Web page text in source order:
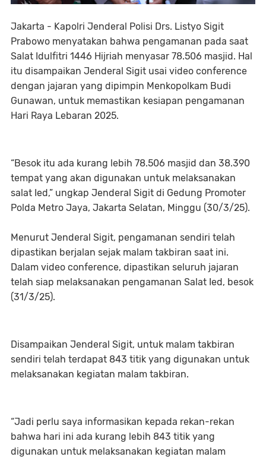
Jakarta - Kapolri Jenderal Polisi Drs. Listyo Sigit
Prabowo menyatakan bahwa pengamanan pada saat
Salat Idulfitri 1446 Hijriah menyasar 78.506 masjid. Hal
itu disampaikan Jenderal Sigit usai video conference
dengan jajaran yang dipimpin Menkopolkam Budi
Gunawan, untuk memastikan kesiapan pengamanan
Hari Raya Lebaran 2025.
“Besok itu ada kurang lebih 78.506 masjid dan 38.390
tempat yang akan digunakan untuk melaksanakan
salat Ied,” ungkap Jenderal Sigit di Gedung Promoter
Polda Metro Jaya, Jakarta Selatan, Minggu (30/3/25).
Menurut Jenderal Sigit, pengamanan sendiri telah
dipastikan berjalan sejak malam takbiran saat ini.
Dalam video conference, dipastikan seluruh jajaran
telah siap melaksanakan pengamanan Salat Ied, besok
(31/3/25).
Disampaikan Jenderal Sigit, untuk malam takbiran
sendiri telah terdapat 843 titik yang digunakan untuk
melaksanakan kegiatan malam takbiran.
“Jadi perlu saya informasikan kepada rekan-rekan
bahwa hari ini ada kurang lebih 843 titik yang
digunakan untuk melaksanakan kegiatan malam